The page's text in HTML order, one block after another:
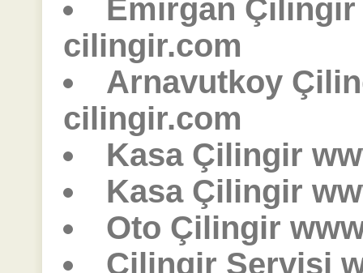
Emirgan
cilingir.com
Arnavutkoy
cilingir.com
Kasa Çilingir
Kasa Çilingir
Oto Çilingir
Çilingir Servisi